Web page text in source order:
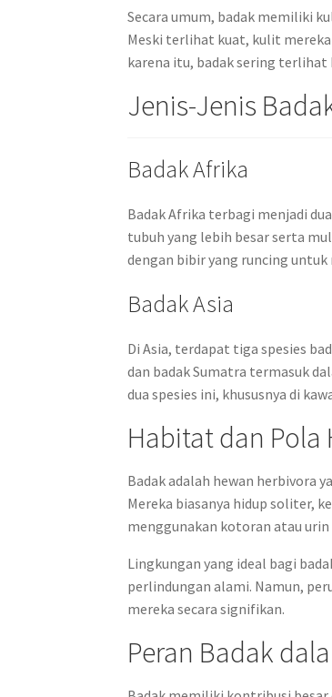
Secara umum, badak memiliki
Meski terlihat kuat, kulit
karena itu, badak sering
Jenis-Jenis
Badak Afrika
Badak Afrika terbagi menjadi
tubuh yang lebih besar serta
dengan bibir yang runcing untuk
Badak Asia
Di Asia, terdapat tiga spesies
dan badak Sumatra termasuk
dua spesies ini, khususnya di
Habitat dan Pola
Badak adalah hewan herbivora
Mereka biasanya hidup soliter,
menggunakan kotoran atau
Lingkungan yang ideal bagi
perlindungan alami. Namun,
mereka secara signifikan.
Peran Badak